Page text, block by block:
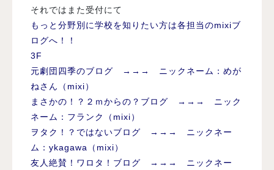
それではまた受付にて
もっと分野別に学校を知りたい方は各担当のmixiブ
ログへ！！
3F
元劇団四季のブログ →→→ ニックネーム：めが
ねさん（mixi）
まさかの！？２ｍからの？ブログ →→→ ニック
ネーム：フランク（mixi）
ヲタク！？ではないブログ →→→ ニックネー
ム：ykagawa（mixi）
友人絶賛！ワロタ！ブログ →→→ ニックネー